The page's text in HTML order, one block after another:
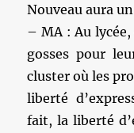
Nouveau aura
– MA : Au
gosses pour
cluster où les
liberté
fait, la liberté